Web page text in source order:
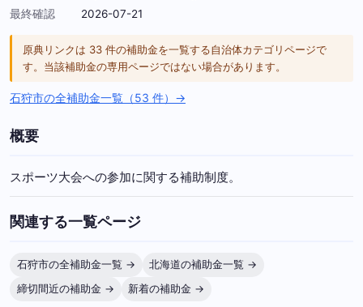
最終確認
2026-07-21
原典リンクは 33 件の補助金を一覧する自治体カテゴリページで
す。当該補助金の専用ページではない場合があります。
石狩市の全補助金一覧（53 件）→
概要
スポーツ大会への参加に関する補助制度。
関連する一覧ページ
石狩市の全補助金一覧 →
北海道の補助金一覧 →
締切間近の補助金 →
新着の補助金 →